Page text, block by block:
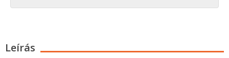
Leírás